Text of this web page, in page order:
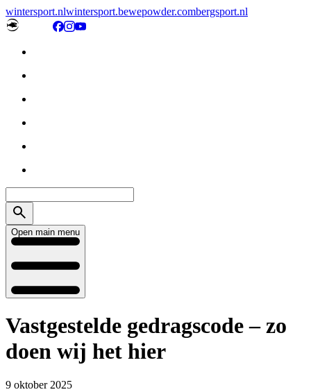
wintersport.nlwintersport.bewepowder.combergsport.nl
Open main menu
Vastgestelde gedragscode – zo
doen wij het hier
9 oktober 2025